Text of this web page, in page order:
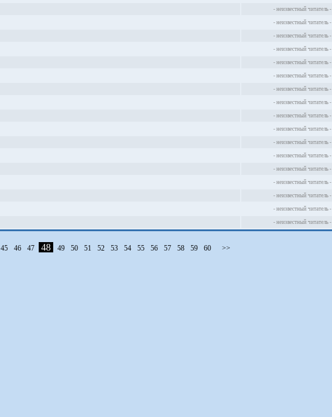
- неизвестный читатель -
- неизвестный читатель -
- неизвестный читатель -
- неизвестный читатель -
- неизвестный читатель -
- неизвестный читатель -
- неизвестный читатель -
- неизвестный читатель -
- неизвестный читатель -
- неизвестный читатель -
- неизвестный читатель -
- неизвестный читатель -
- неизвестный читатель -
- неизвестный читатель -
- неизвестный читатель -
- неизвестный читатель -
- неизвестный читатель -
45 46 47 48 49 50 51 52 53 54 55 56 57 58 59 60 >>